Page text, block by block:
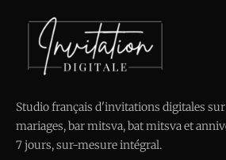
Studio français d'invitations digitales
mariages, bar mitsva, bat mitsva et
7 jours, sur-mesure intégral.